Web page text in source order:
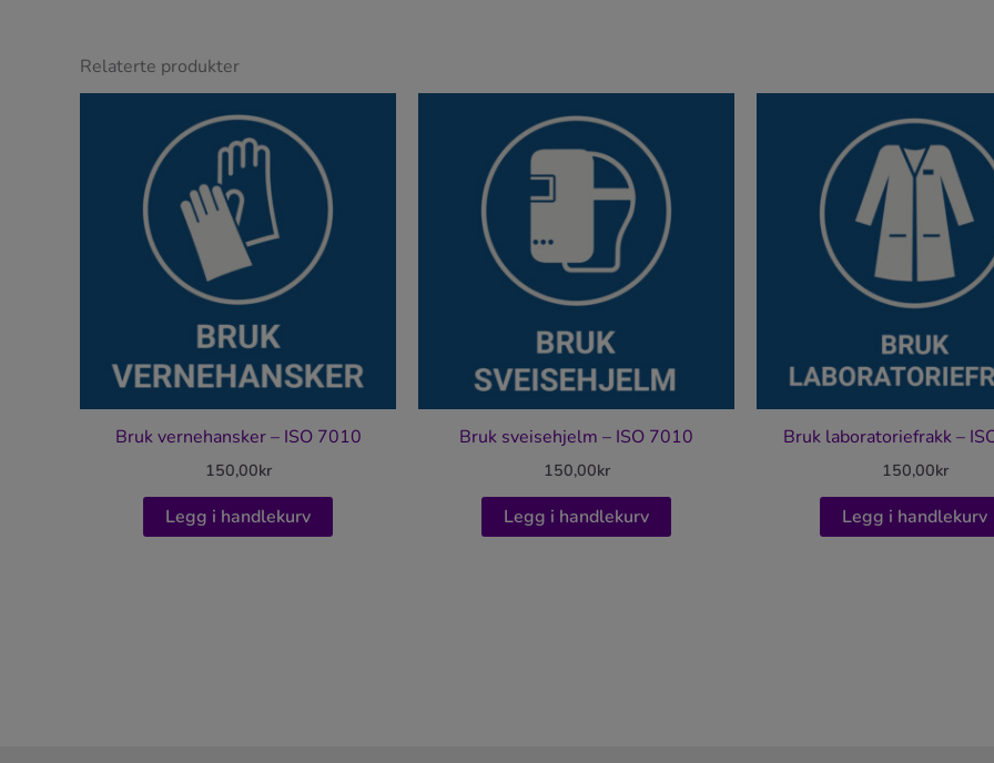
Relaterte produkter
Bruk vernehansker – ISO 7010
150,00kr
Legg i handlekurv
Bruk sveisehjelm – ISO 7010
150,00kr
Legg i handlekurv
Bruk laboratoriefrakk –
150,00kr
Legg i handlekurv